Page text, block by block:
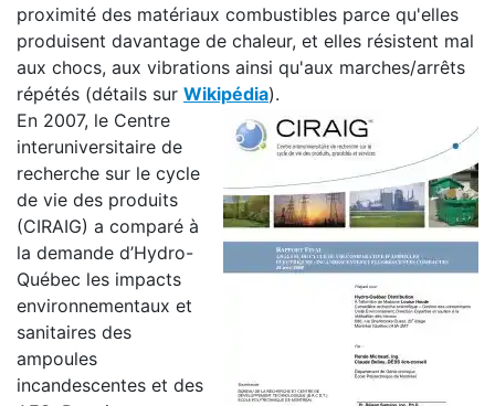
proximité des matériaux combustibles parce qu'elles
produisent davantage de chaleur, et elles résistent mal
aux chocs, aux vibrations ainsi qu'aux marches/arrêts
répétés (détails sur Wikipédia).
En 2007, le Centre
interuniversitaire de
recherche sur le cycle
de vie des produits
(CIRAIG) a comparé à
la demande d’Hydro-
Québec les impacts
environnementaux et
sanitaires des
ampoules
incandescentes et des